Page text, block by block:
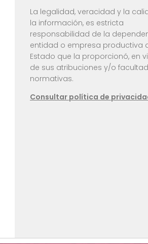
La legalidad, veracidad y la
la información, es estricta
responsabilidad de la
entidad o empresa productiva
Estado que la proporcionó, en
de sus atribuciones y/o
normativas.
Consultar política de